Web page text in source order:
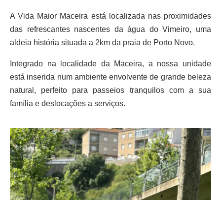
A Vida Maior Maceira está localizada nas proximidades
das refrescantes nascentes da água do Vimeiro, uma
aldeia história situada a 2km da praia de Porto Novo.
Integrado na localidade da Maceira, a nossa unidade
está inserida num ambiente envolvente de grande beleza
natural, perfeito para passeios tranquilos com a sua
família e deslocações a serviços.